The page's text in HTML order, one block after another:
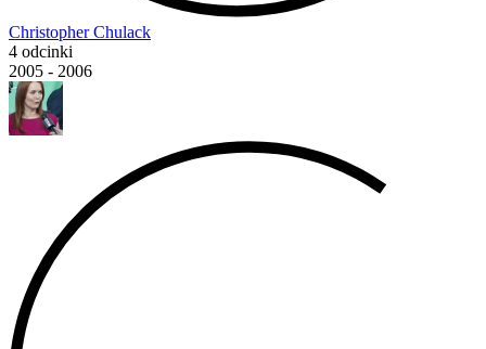
Christopher Chulack
4 odcinki
2005 - 2006